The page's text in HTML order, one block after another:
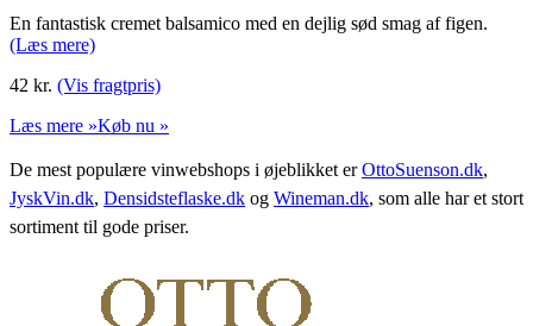
En fantastisk cremet balsamico med en dejlig sød smag af figen.
(Læs mere)
42 kr. (Vis fragtpris)
Læs mere »Køb nu »
De mest populære vinwebshops i øjeblikket erOttoSuenson.dk,
JyskVin.dk, Densidsteflaske.dk og Wineman.dk, som alle har et stort
sortiment til gode priser.